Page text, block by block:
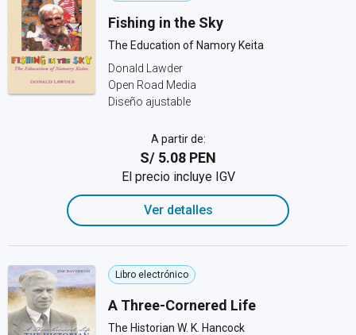
Fishing in the Sky
The Education of Namory Keita
Donald Lawder
Open Road Media
Diseño ajustable
A partir de:
S/ 5.08 PEN
El precio incluye IGV
Ver detalles
Libro electrónico
A Three-Cornered Life
The Historian W. K. Hancock